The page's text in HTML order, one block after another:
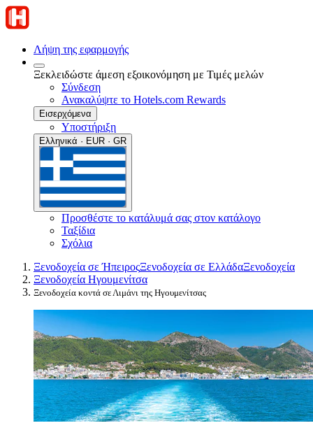
Λήψη της εφαρμογής
Ξεκλειδώστε άμεση εξοικονόμηση με Τιμές μελών
Σύνδεση
Ανακαλύψτε το Hotels.com Rewards
Εισερχόμενα
Υποστήριξη
Ελληνικά · EUR · GR
Προσθέστε το κατάλυμά σας στον κατάλογο
Ταξίδια
Σχόλια
Ξενοδοχεία σε ΉπειροςΞενοδοχεία σε ΕλλάδαΞενοδοχεία
Ξενοδοχεία Ηγουμενίτσα
Ξενοδοχεία κοντά σε Λιμάνι της Ηγουμενίτσας